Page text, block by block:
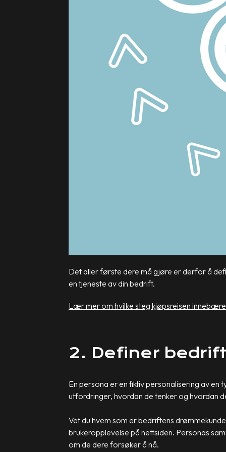
Det aller første dere må gjøre er derfor å
en tjeneste av din bedrift.
Lær mer om hvilke steg kjøpsreisen
2. Definer
En persona er en fiktiv personalisering av en
utfordringer, hvordan de tenker og hvordan
Vet du hvem som er bedriftens
brukeropplevelse på nettsiden. Personas
om de dere forsøker å nå.